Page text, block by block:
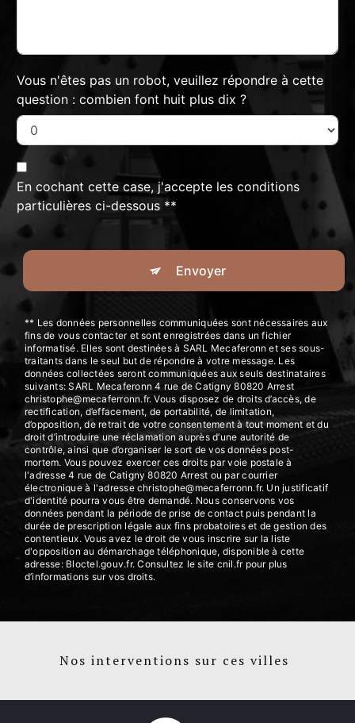
Vous n'êtes pas un robot, veuillez répondre à cette
question : combien font huit plus dix ?
En cochant cette case, j'accepte les conditions
particulières ci-dessous **
Envoyer
** Les données personnelles communiquées sont nécessaires aux
fins de vous contacter et sont enregistrées dans un fichier
informatisé. Elles sont destinées à SARL Mecaferonn et ses sous-
traitants dans le seul but de répondre à votre message. Les
données collectées seront communiquées aux seuls destinataires
suivants: SARL Mecaferonn 4 rue de Catigny 80820 Arrest
christophe@mecaferronn.fr. Vous disposez de droits d’accès, de
rectification, d’effacement, de portabilité, de limitation,
d’opposition, de retrait de votre consentement à tout moment et du
droit d’introduire une réclamation auprès d’une autorité de
contrôle, ainsi que d’organiser le sort de vos données post-
mortem. Vous pouvez exercer ces droits par voie postale à
l'adresse 4 rue de Catigny 80820 Arrest ou par courrier
électronique à l'adresse christophe@mecaferronn.fr. Un justificatif
d'identité pourra vous être demandé. Nous conservons vos
données pendant la période de prise de contact puis pendant la
durée de prescription légale aux fins probatoires et de gestion des
contentieux. Vous avez le droit de vous inscrire sur la liste
d'opposition au démarchage téléphonique, disponible à cette
adresse: Bloctel.gouv.fr. Consultez le site cnil.fr pour plus
d’informations sur vos droits.
Nos interventions sur ces villes